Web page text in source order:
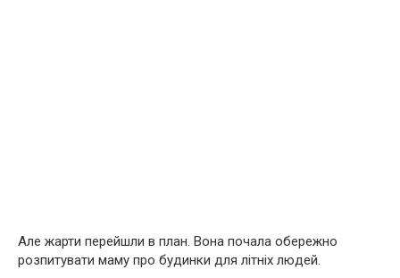
Але жарти перейшли в план. Вона почала обережно
розпитувати маму про будинки для літніх людей.